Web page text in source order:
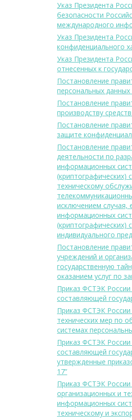
Указ Президента
безопасности
международного
Указ Президента
конфиденциального
Указ Президента
отнесенных к
Постановление
персональных
Постановление
производству
Постановление
защите
Постановление
деятельности по
информационных
техническому
исключением случая,
информационных
(криптографических)
индивидуального
Постановление
учреждений и
государственную
оказанием услуг по
Приказ ФСТЭК
составляющей
Приказ ФСТЭК
технических мер по
системах
Приказ ФСТЭК
составляющей
утвержденные
17”
Приказ ФСТЭК
организационных и
информационных
техническому и